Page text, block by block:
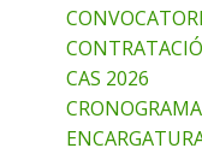
CAS 2026